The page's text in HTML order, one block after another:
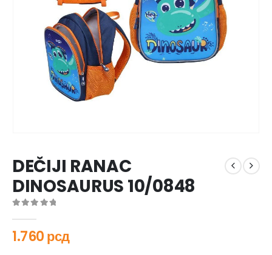
DEČIJI RANAC
DINOSAURUS 10/0848
1.760рсд